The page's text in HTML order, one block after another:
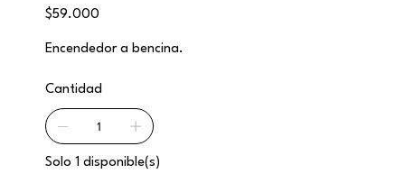
Precio
$59.000
Encendedor a bencina.
Cantidad
Solo 1 disponible(s)